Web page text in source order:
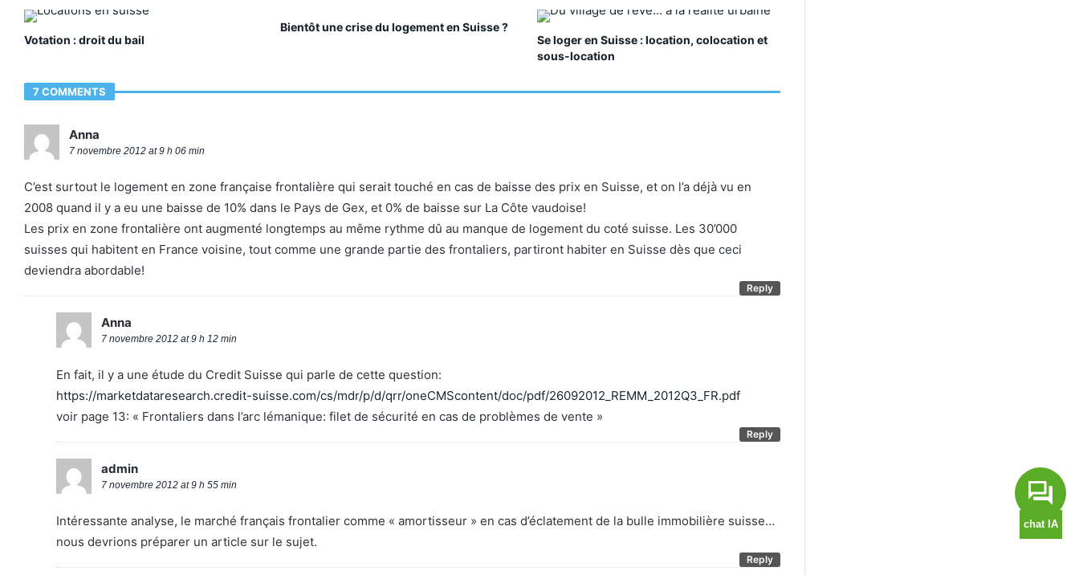
Votation : droit du bail
Bientôt une crise du logement en Suisse ?
Se loger en Suisse : location, colocation et
sous-location
7 COMMENTS
Anna
7 novembre 2012 at 9 h 06 min
C’est surtout le logement en zone française frontalière qui serait touché en cas de baisse des prix en Suisse, et on l’a déjà vu en
2008 quand il y a eu une baisse de 10% dans le Pays de Gex, et 0% de baisse sur La Côte vaudoise!
Les prix en zone frontalière ont augmenté longtemps au même rythme dû au manque de logement du coté suisse. Les 30’000
suisses qui habitent en France voisine, tout comme une grande partie des frontaliers, partiront habiter en Suisse dès que ceci
deviendra abordable!
Reply
Anna
7 novembre 2012 at 9 h 12 min
En fait, il y a une étude du Credit Suisse qui parle de cette question:
https://marketdataresearch.credit-suisse.com/cs/mdr/p/d/qrr/oneCMScontent/doc/pdf/26092012_REMM_2012Q3_FR.pdf
voir page 13: « Frontaliers dans l’arc lémanique: filet de sécurité en cas de problèmes de vente »
Reply
admin
7 novembre 2012 at 9 h 55 min
Intéressante analyse, le marché français frontalier comme « amortisseur » en cas d’éclatement de la bulle immobilière suisse…
nous devrions préparer un article sur le sujet.
Reply